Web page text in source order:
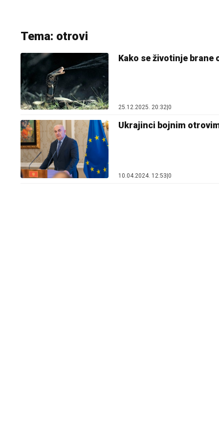
Tema: otrovi
Kako se životinje
25.12.2025. 20:32 0
Ukrajinci bojnim
10.04.2024. 12:53|0